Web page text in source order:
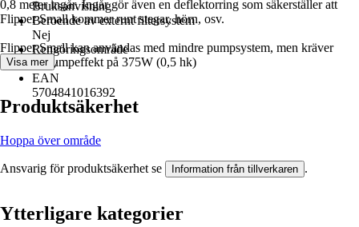
Bruksanvisning
Beroende av externt filtersystem
Nej
Rengöringsområde
Golv
EAN
5704841016392
0,8 meter ingår. Ingår gör även en deflektorring som säkerställer att
Flipper Small kommer runt stegar, hörn, osv.
Flipper Small kan användas med mindre pumpsystem, men kräver
minst en pumpeffekt på 375W (0,5 hk)
Visa mer
Produktsäkerhet
Hoppa över område
Ansvarig för produktsäkerhet se Information från tillverkaren .
Ytterligare kategorier